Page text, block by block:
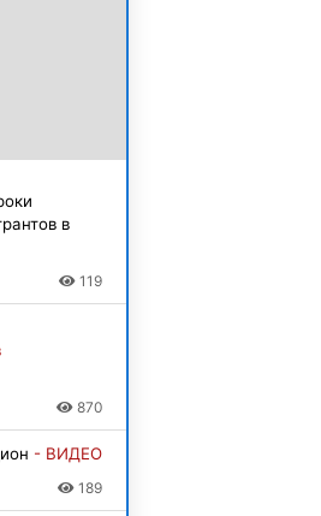
в
119
870
- ВИДЕО
189